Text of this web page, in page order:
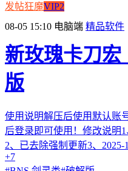
发帖狂魔VIP2
08-05 15:10 电脑端 精品软件
新玫瑰卡刀宏
版
使用说明解压后使用默认账
后登录即可使用！修改说明
2、已去除强制更新3、2025-
+7